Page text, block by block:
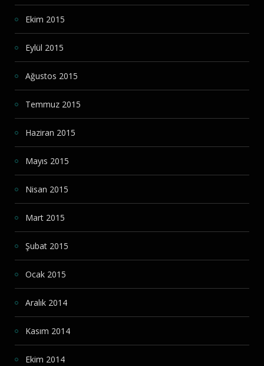
Ekim 2015
Eylül 2015
Ağustos 2015
Temmuz 2015
Haziran 2015
Mayıs 2015
Nisan 2015
Mart 2015
Şubat 2015
Ocak 2015
Aralık 2014
Kasım 2014
Ekim 2014